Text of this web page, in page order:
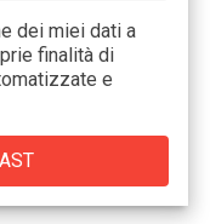
dei miei dati a
finalità di
e